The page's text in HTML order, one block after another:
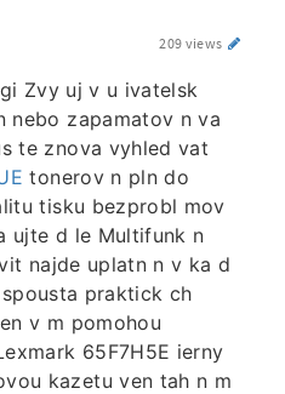
209 views
Zvy uj v u ivatelsk
zapamatov n va
te znova vyhled vat
tonerov n pln do
tisku bezprobl mov
ujte d le Multifunk n
najde uplatn n v ka d
praktick ch
v m pomohou
65F7H5E ierny
kazetu ven tah n m